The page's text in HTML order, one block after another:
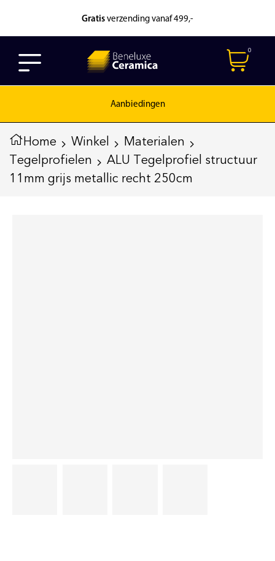
Gratis verzending vanaf 499,-
0
Aanbiedingen
Home Winkel
Materialen
Tegelprofielen
ALU Tegelprofiel structuur
11mm grijs metallic recht 250cm